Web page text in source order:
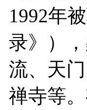
1992年
录》）
流、天
禅寺等